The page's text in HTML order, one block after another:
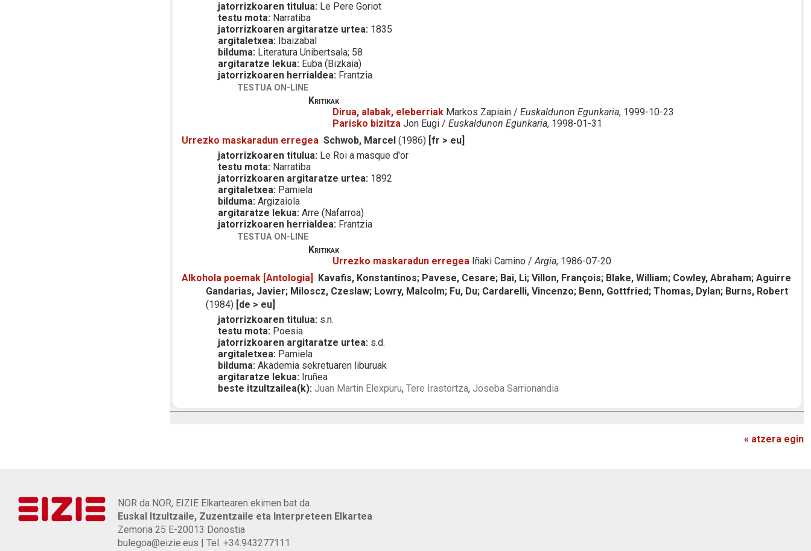
jatorrizkoaren titulua: Le Pere Goriot
testu mota: Narratiba
jatorrizkoaren argitaratze urtea: 1835
argitaletxea: Ibaizabal
bilduma: Literatura Unibertsala; 58
argitaratze lekua: Euba (Bizkaia)
jatorrizkoaren herrialdea: Frantzia
TESTUA ON-LINE
Kritikak
Dirua, alabak, eleberriak Markos Zapiain /Euskaldunon Egunkaria, 1999-10-23
Parisko bizitza Jon Eugi /Euskaldunon Egunkaria, 1998-01-31
Urrezko maskaradun erregea Schwob, Marcel (1986) [fr > eu]
jatorrizkoaren titulua: Le Roi a masque d'or
testu mota: Narratiba
jatorrizkoaren argitaratze urtea: 1892
argitaletxea: Pamiela
bilduma: Argizaiola
argitaratze lekua: Arre (Nafarroa)
jatorrizkoaren herrialdea: Frantzia
TESTUA ON-LINE
Kritikak
Urrezko maskaradun erregea Iñaki Camino /Argia, 1986-07-20
Alkohola poemak [Antologia]
Kavafis, Konstantinos; Pavese, Cesare; Bai, Li; Villon, François; Blake, William; Cowley, Abraham; Aguirre
Gandarias, Javier; Miloscz, Czeslaw; Lowry, Malcolm; Fu, Du; Cardarelli, Vincenzo; Benn, Gottfried; Thomas, Dylan; Burns, Robert
(1984) [de > eu]
jatorrizkoaren titulua: s.n.
testu mota: Poesia
jatorrizkoaren argitaratze urtea: s.d.
argitaletxea: Pamiela
bilduma: Akademia sekretuaren liburuak
argitaratze lekua: Iruñea
beste itzultzailea(k): Juan Martin Elexpuru,Tere Irastortza,Joseba Sarrionandia
« atzera egin
NOR da NOR, EIZIE Elkartearen ekimen bat da.
Euskal Itzultzaile, Zuzentzaile eta Interpreteen Elkartea
Zemoria 25 E-20013 Donostia
bulegoa@eizie.eus | Tel. +34.943277111